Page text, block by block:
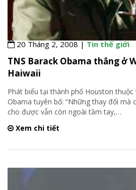
20 Tháng 2, 2008 |Tin thế giới
TNS Barack Obama thắng ở
Haiwaii
Phát biểu tại thành phố Houston
Obama tuyên bố: “Những thay đổi mà
cho được vẫn còn ngoài tầm tay,…
Xem chi tiết